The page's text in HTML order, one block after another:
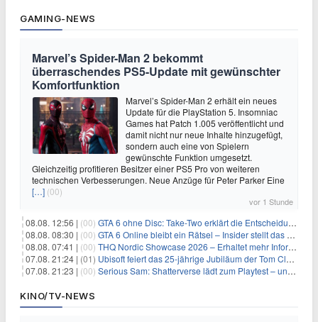
GAMING-NEWS
Marvel’s Spider-Man 2 bekommt
überraschendes PS5-Update mit gewünschter
Komfortfunktion
Marvel’s Spider-Man 2 erhält ein neues
Update für die PlayStation 5. Insomniac
Games hat Patch 1.005 veröffentlicht und
damit nicht nur neue Inhalte hinzugefügt,
sondern auch eine von Spielern
gewünschte Funktion umgesetzt.
Gleichzeitig profitieren Besitzer einer PS5 Pro von weiteren
technischen Verbesserungen. Neue Anzüge für Peter Parker Eine
[…] (00)
vor 1 Stunde
08.08. 12:56 | (00) GTA 6 ohne Disc: Take-Two erklärt die Entscheidung für Download-Codes
08.08. 08:30 | (00) GTA 6 Online bleibt ein Rätsel – Insider stellt das neue Gerücht klar
08.08. 07:41 | (00) THQ Nordic Showcase 2026 – Erhaltet mehr Informationen
07.08. 21:24 | (01) Ubisoft feiert das 25-jährige Jubiläum der Tom Clancy’s Ghost Recon-Reihe
07.08. 21:23 | (00) Serious Sam: Shatterverse lädt zum Playtest – und erscheint schon bald!
KINO/TV-NEWS